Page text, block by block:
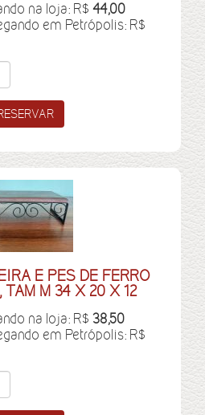
na loja: R$ 44,00
em Petrópolis: R$
E PES DE FERRO
TAM M 34 X 20 X 12
na loja: R$ 38,50
em Petrópolis: R$